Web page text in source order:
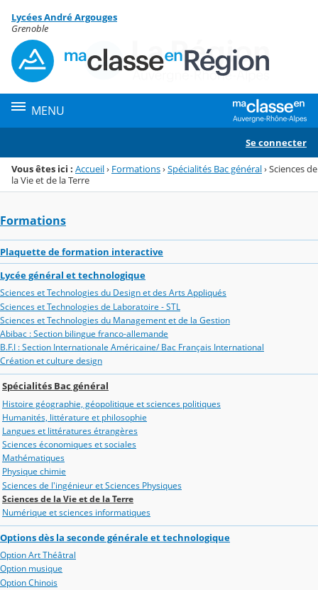
Menu de la rubrique
Contenu
Lycées André Argouges
Grenoble
MENU
Se connecter
Vous êtes ici : Accueil› Formations›Spécialités Bac général›Sciences de
la Vie et de la Terre
Formations
Plaquette de formation interactive
Lycée général et technologique
Sciences et Technologies du Design et des Arts Appliqués
Sciences et Technologies de Laboratoire - STL
Sciences et Technologies du Management et de la Gestion
Abibac : Section bilingue franco-allemande
B.F.I : Section Internationale Américaine/ Bac Français International
Création et culture design
Spécialités Bac général
Histoire géographie, géopolitique et sciences politiques
Humanités, littérature et philosophie
Langues et littératures étrangères
Sciences économiques et sociales
Mathématiques
Physique chimie
Sciences de l'ingénieur et Sciences Physiques
Sciences de la Vie et de la Terre
Numérique et sciences informatiques
Options dès la seconde générale et technologique
Option Art Théâtral
Option musique
Option Chinois